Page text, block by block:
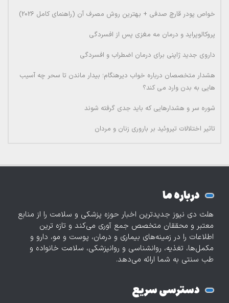
خواص پودر قارچ صدفی + بهترین روش مصرف آن (راهنمای کامل 2026)
پروکالوپراید و درمان مه مغزی پس از افسردگی
داروی جدید ژاپنی برای درمان اضطراب و افسردگی
هشدار متخصصان درباره خواب دیرهنگام؛ بیدار ماندن تا سحر چه آسیب
هایی به بدن وارد می کند؟
شوره سر و هشدارهایی که باید جدی گرفته شوند
تاثیر اختلالات تیروئید بر باروری زنان و مردان
درباره ما
هلث دی نیوز جدیدترین اخبار حوزه پزشکی و سلامت را از منابع
معتبر و محققان متخصص جمع آوری می‌کند و تازه‌ ترین
اطلاعات را در زمینه‌های بیماری و درمان، پوست و مو، دارو و
مکمل‌ها، تغذیه، روانشناسی و روانپزشکی، سلامت خانواده و
طب سنتی به شما ارائه می‌دهد.
دسترسی سریع